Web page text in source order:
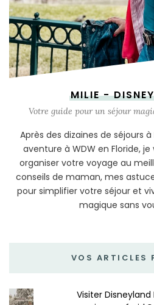
MILIE -
Votre guide pour un séjour
Après des dizaines de séjours
aventure à WDW en Floride,
organiser votre voyage au
conseils de maman, mes
pour simplifier votre séjour et
magique sans
VOS ARTICLES
Visiter